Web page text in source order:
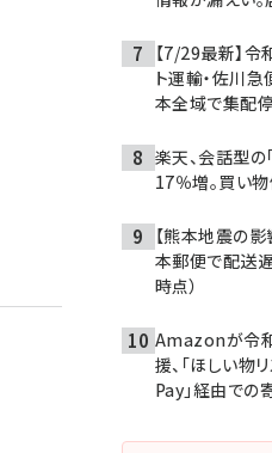
【7/29最新】
ト運輸・佐川
本全域で集配
楽天、会話型の
17％増。買い
【熊本地震の影
本郵便で配送
時点）
Amazonが令
援、「ほしい物
Pay」経由での